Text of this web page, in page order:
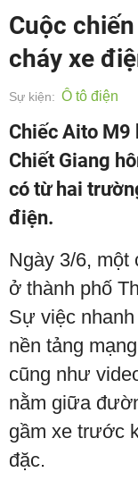
Cuộc
cháy xe
Sự kiện: Ô tô điện
Chiếc Aito M9
Chiết Giang
có từ hai
điện.
Ngày 3/6, một
ở thành phố
Sự việc
nền tảng
cũng như
nằm giữa
gầm xe trước
đặc.